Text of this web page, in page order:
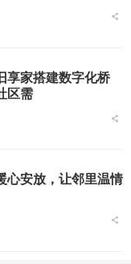
享家搭建数字化桥
区需
心安放，让邻里温情